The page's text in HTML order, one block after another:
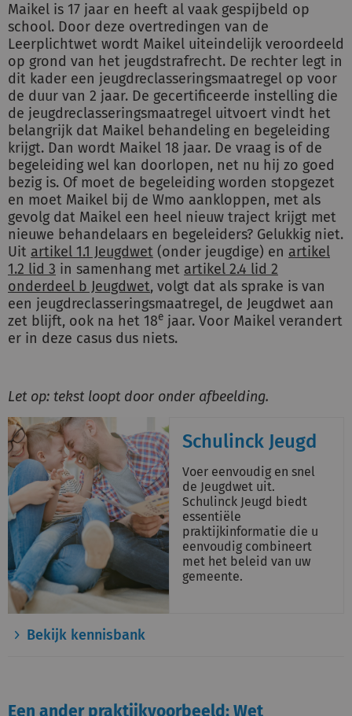
Maikel is 17 jaar en heeft al vaak gespijbeld op
school. Door deze overtredingen van de
Leerplichtwet wordt Maikel uiteindelijk veroordeeld
op grond van het jeugdstrafrecht. De rechter legt in
dit kader een jeugdreclasseringsmaatregel op voor
de duur van 2 jaar. De gecertificeerde instelling die
de jeugdreclasseringsmaatregel uitvoert vindt het
belangrijk dat Maikel behandeling en begeleiding
krijgt. Dan wordt Maikel 18 jaar. De vraag is of de
begeleiding wel kan doorlopen, net nu hij zo goed
bezig is. Of moet de begeleiding worden stopgezet
en moet Maikel bij de Wmo aankloppen, met als
gevolg dat Maikel een heel nieuw traject krijgt met
nieuwe behandelaars en begeleiders? Gelukkig niet.
Uit artikel 1.1 Jeugdwet (onder jeugdige) en artikel
1.2 lid 3 in samenhang met artikel 2.4 lid 2
onderdeel b Jeugdwet, volgt dat als sprake is van
een jeugdreclasseringsmaatregel, de Jeugdwet aan
zet blijft, ook na het 18e jaar. Voor Maikel verandert
er in deze casus dus niets.
Let op: tekst loopt door onder afbeelding.
Schulinck Jeugd
Voer eenvoudig en snel
de Jeugdwet uit.
Schulinck Jeugd biedt
essentiële
praktijkinformatie die u
eenvoudig combineert
met het beleid van uw
gemeente.
Bekijk kennisbank
Een ander praktijkvoorbeeld: Wet